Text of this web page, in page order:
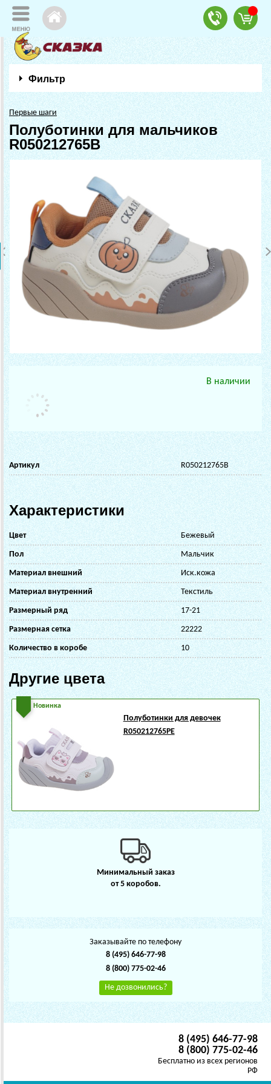
Фильтр
Первые шаги
Полуботинки для мальчиков
R050212765B
В наличии
Артикул R050212765B
Характеристики
Цвет Бежевый
Пол Мальчик
Материал внешний Иск.кожа
Материал внутренний Текстиль
Размерный ряд 17-21
Размерная сетка 22222
Количество в коробе 10
Другие цвета
Новинка
Полуботинки для девочек
R050212765PE
Минимальный заказ
от 5 коробов.
Заказывайте по телефону
8 (495) 646-77-98
8 (800) 775-02-46
Не дозвонились?
8 (495) 646-77-98
8 (800) 775-02-46
Бесплатно из всех регионов
РФ